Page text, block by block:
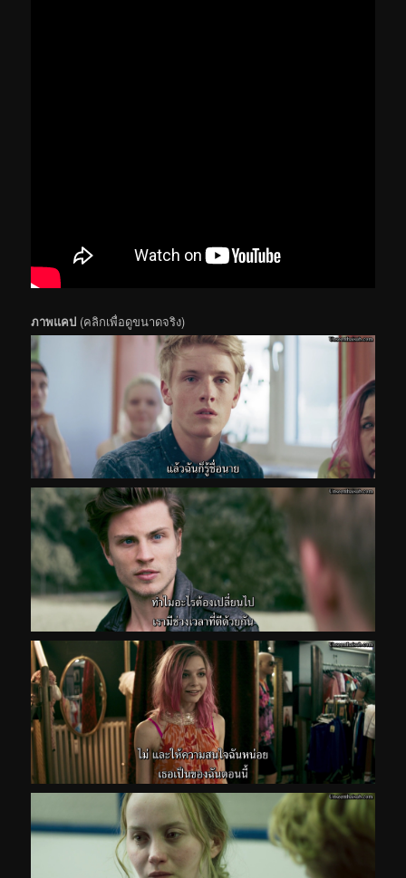
ภาพแคป (คลิกเพื่อดูขนาดจริง)